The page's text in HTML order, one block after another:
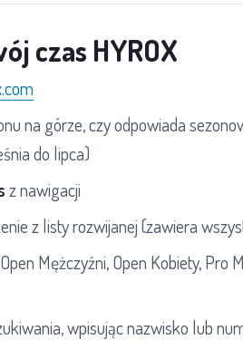
czas HYROX
na górze, czy odpowiada
do lipca)
z nawigacji
z listy rozwijanej (zawiera
Mężczyźni, Open Kobiety, Pro
wpisując nazwisko lub